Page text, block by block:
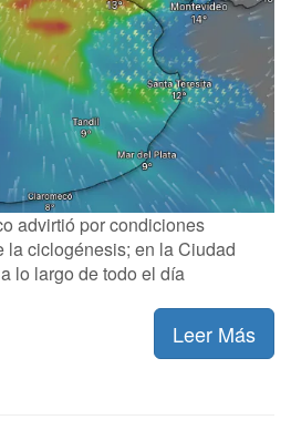
advirtió por condiciones
la ciclogénesis; en la Ciudad
lo largo de todo el día
Leer Más